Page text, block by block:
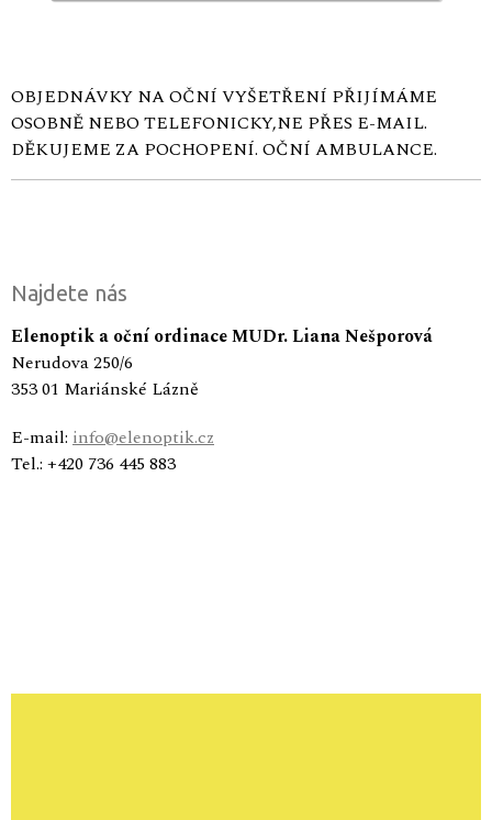
OBJEDNÁVKY NA OČNÍ VYŠETŘENÍ PŘIJÍMÁME
OSOBNĚ NEBO TELEFONICKY,NE PŘES E-MAIL.
DĚKUJEME ZA POCHOPENÍ. OČNÍ AMBULANCE.
Najdete nás
Elenoptik a oční ordinace MUDr. Liana Nešporová
Nerudova 250/6
353 01 Mariánské Lázně
E-mail: info@elenoptik.cz
Tel.: +420 736 445 883